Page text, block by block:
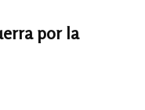
por la